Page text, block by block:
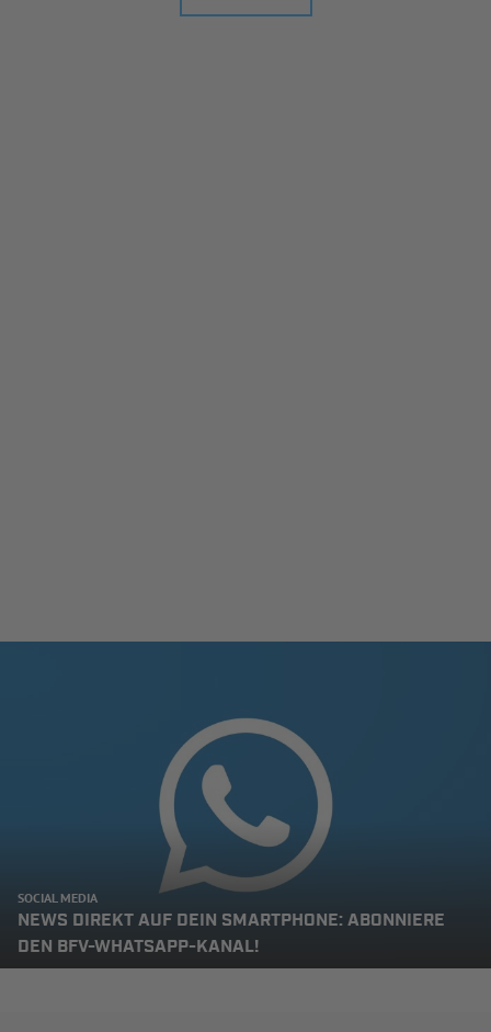
SOCIAL MEDIA
NEWS DIREKT AUF DEIN SMARTPHONE: ABONNIERE
DEN BFV-WHATSAPP-KANAL!